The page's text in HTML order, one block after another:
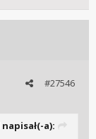
#27546
napisał(-a):